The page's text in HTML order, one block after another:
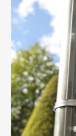
Press
Ge en gåva
Webshop